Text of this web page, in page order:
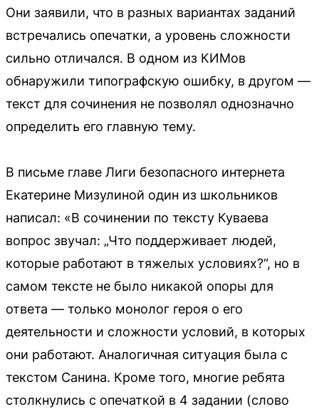
Они заявили, что в разных вариантах заданий
встречались опечатки, а уровень сложности
сильно отличался. В одном из КИМов
обнаружили типографскую ошибку, в другом —
текст для сочинения не позволял однозначно
определить его главную тему.
В письме главе Лиги безопасного интернета
Екатерине Мизулиной один из школьников
написал: «В сочинении по тексту Куваева
вопрос звучал: „Что поддерживает людей,
которые работают в тяжелых условиях?“, но в
самом тексте не было никакой опоры для
ответа — только монолог героя о его
деятельности и сложности условий, в которых
они работают. Аналогичная ситуация была с
текстом Санина. Кроме того, многие ребята
столкнулись с опечаткой в 4 задании (слово